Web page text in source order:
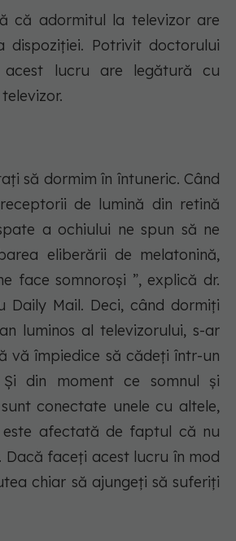
că adormitul la televizor are
dispoziției. Potrivit doctorului
acest lucru are legătură cu
să dormim în întuneric. Când
de lumină din retină
a ochiului ne spun să ne
eliberării de melatonină,
face somnoroși ”, explică dr.
Daily Mail. Deci, când dormiți
luminos al televizorului, s-ar
vă împiedice să cădeți într-un
din moment ce somnul și
conectate unele cu altele,
afectată de faptul că nu
Dacă faceți acest lucru în mod
chiar să ajungeți să suferiți